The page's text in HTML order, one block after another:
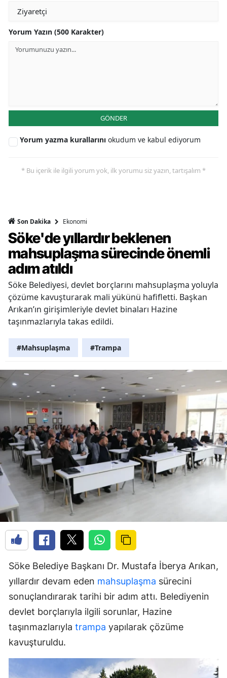
Yorum Yazın (500 Karakter)
GÖNDER
Yorum yazma kurallarını okudum ve kabul ediyorum
* Bu içerik ile ilgili yorum yok, ilk yorumu siz yazın, tartışalım *
Son Dakika Ekonomi
Söke'de yıllardır beklenen
mahsuplaşma sürecinde önemli
adım atıldı
Söke Belediyesi, devlet borçlarını mahsuplaşma yoluyla
çözüme kavuşturarak mali yükünü hafifletti. Başkan
Arıkan’ın girişimleriyle devlet binaları Hazine
taşınmazlarıyla takas edildi.
#Mahsuplaşma #Trampa
Söke Belediye Başkanı Dr. Mustafa İberya Arıkan,
yıllardır devam eden mahsuplaşma sürecini
sonuçlandırarak tarihi bir adım attı. Belediyenin
devlet borçlarıyla ilgili sorunlar, Hazine
taşınmazlarıyla trampa yapılarak çözüme
kavuşturuldu.